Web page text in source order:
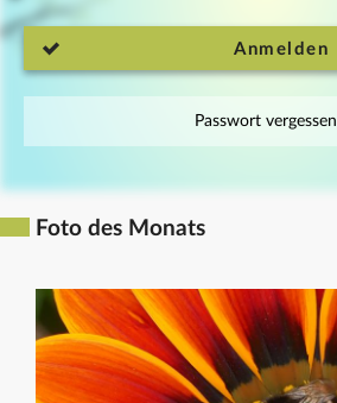
Anmelden
Passwort vergessen
Foto des Monats